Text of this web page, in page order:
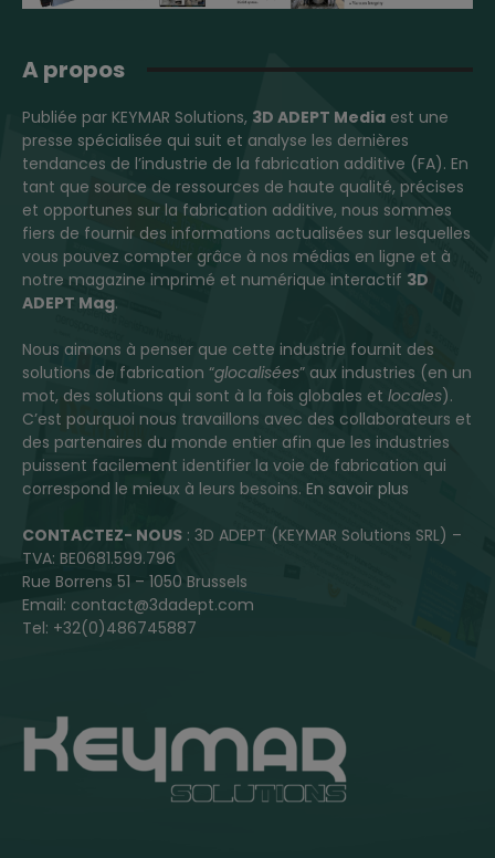
A propos
Publiée par KEYMAR Solutions, 3D ADEPT Media est une
presse spécialisée qui suit et analyse les dernières
tendances de l’industrie de la fabrication additive (FA). En
tant que source de ressources de haute qualité, précises
et opportunes sur la fabrication additive, nous sommes
fiers de fournir des informations actualisées sur lesquelles
vous pouvez compter grâce à nos médias en ligne et à
notre magazine imprimé et numérique interactif 3D
ADEPT Mag.
Nous aimons à penser que cette industrie fournit des
solutions de fabrication “glocalisées” aux industries (en un
mot, des solutions qui sont à la fois globales et locales).
C’est pourquoi nous travaillons avec des collaborateurs et
des partenaires du monde entier afin que les industries
puissent facilement identifier la voie de fabrication qui
correspond le mieux à leurs besoins. En savoir plus
CONTACTEZ- NOUS : 3D ADEPT (KEYMAR Solutions SRL) –
TVA: BE0681.599.796
Rue Borrens 51 – 1050 Brussels
Email: contact@3dadept.com
Tel: +32(0)486745887